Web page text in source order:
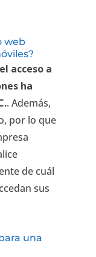
web
acceso a
ha
. Además,
por lo que
de cuál
sus
una